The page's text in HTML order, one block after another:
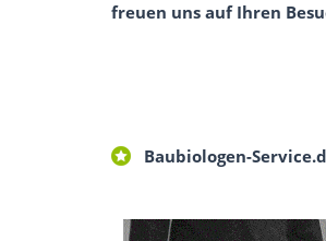
freuen uns auf Ihren
Baubiologen-